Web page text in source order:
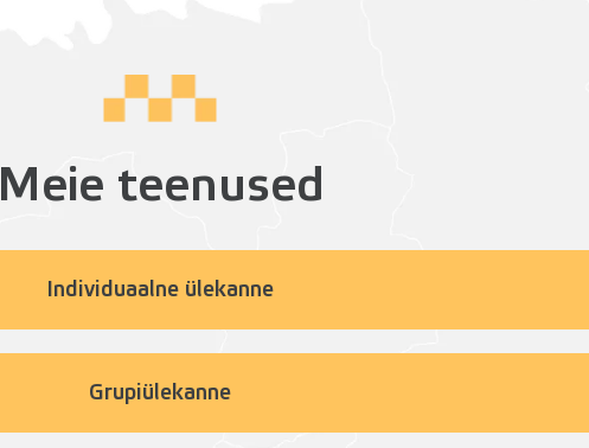
Meie teenused
Individuaalne ülekanne
Grupiülekanne